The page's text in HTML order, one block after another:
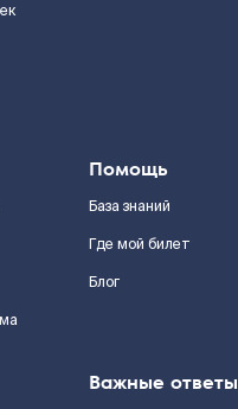
Помощь
База знаний
Где мой билет
Блог
Важные ответы